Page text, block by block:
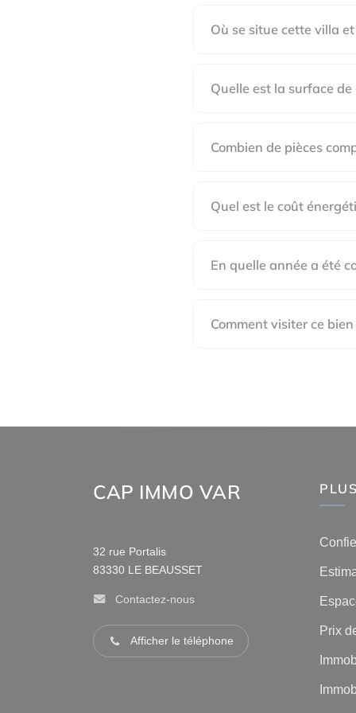
Où se situe cette villa
Quelle est la surface de
Combien de pièces
Quel est le coût
En quelle année a été
Comment visiter ce bien
CAP IMMO VAR
32 rue Portalis
83330 LE BEAUSSET
Contactez-nous
Afficher le téléphone
Prix